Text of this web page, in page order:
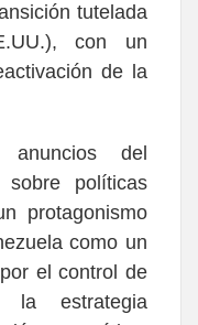
tutelada
con un
de la
del
sobre políticas
protagonismo
como un
el control de
la estrategia